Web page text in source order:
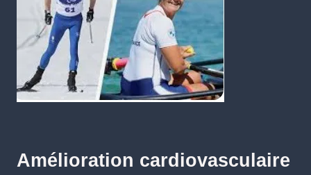
Amélioration cardiovasculaire